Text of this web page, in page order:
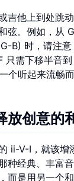
吉他上到处跳
弦。例如，从
B) 时，请注意
只需下移半音
个听起来流畅
放创意的
ii-V-I，就该增
种经典、丰富
而是用另一个